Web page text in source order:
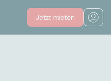
Jetzt mieten